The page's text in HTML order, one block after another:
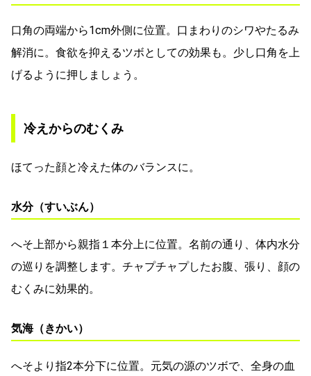
口角の両端から1cm外側に位置。口まわりのシワやたるみ
解消に。食欲を抑えるツボとしての効果も。少し口角を上
げるように押しましょう。
冷えからのむくみ
ほてった顔と冷えた体のバランスに。
水分（すいぶん）
へそ上部から親指１本分上に位置。名前の通り、体内水分
の巡りを調整します。チャプチャプしたお腹、張り、顔の
むくみに効果的。
気海（きかい）
へそより指2本分下に位置。元気の源のツボで、全身の血